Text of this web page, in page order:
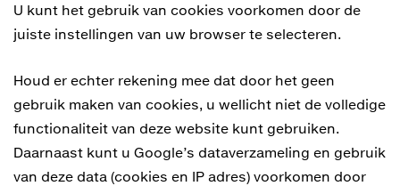
U kunt het gebruik van cookies voorkomen door de
juiste instellingen van uw browser te selecteren.
Houd er echter rekening mee dat door het geen
gebruik maken van cookies, u wellicht niet de volledige
functionaliteit van deze website kunt gebruiken.
Daarnaast kunt u Google’s dataverzameling en gebruik
van deze data (cookies en IP adres) voorkomen door